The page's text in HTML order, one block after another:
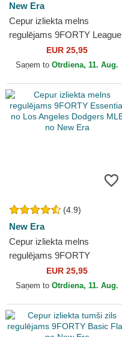
New Era
Cepur izliekta melns
regulējams 9FORTY League
Essential no Los Angeles
Dodgers MLB no New Era
EUR 25,95
Saņem to Otrdiena, 11. Aug.
(4.9)
New Era
Cepur izliekta melns
regulējams 9FORTY
Essential no Los Angeles
Dodgers MLB no New Era
EUR 25,95
Saņem to Otrdiena, 11. Aug.